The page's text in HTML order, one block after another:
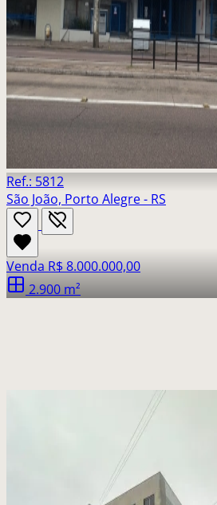
Ref.: 5812
São João, Porto Alegre - RS
Venda R$ 8.000.000,00
2.900 m²